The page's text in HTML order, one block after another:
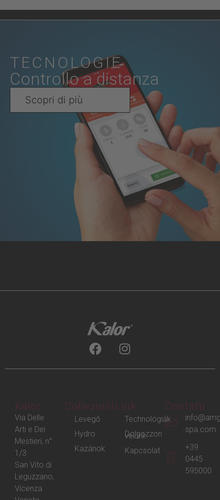
TECNOLOGIE
Controllo a distanza
Scopri di più
Kalor
Via Delle
Arti e Dei
Mestieri, n°
1/3
San Vito di
Leguzzano,
Vicenza
Collezioni
Levegő
Hydro
Kazánok
Link
Technológiák
Dolgozzon
velünk
Kapcsolat
Contatti
spa.com
+39
0445
595000